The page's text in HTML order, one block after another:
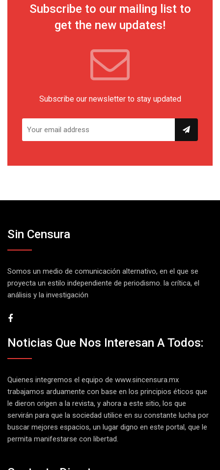
Subscribe to our mailing list to
get the new updates!
Subscribe our newsletter to stay updated
Sin Censura
Somos un medio de comunicación alternativo, en el que se
proyecta un estilo independiente de periodismo. la crítica, el
análisis y la investigación
Noticias Que Nos Interesan A Todos:
Quienes integremos el equipo de www.sincensura.mx
trabajamos arduamente con base en los principios éticos que
le dieron origen a la revista, y ahora a este sitio, los que
servirán para que la sociedad utilice en su constante lucha por
buscar mejores espacios, un lugar digno en este portal, que le
permita manifestarse con libertad.